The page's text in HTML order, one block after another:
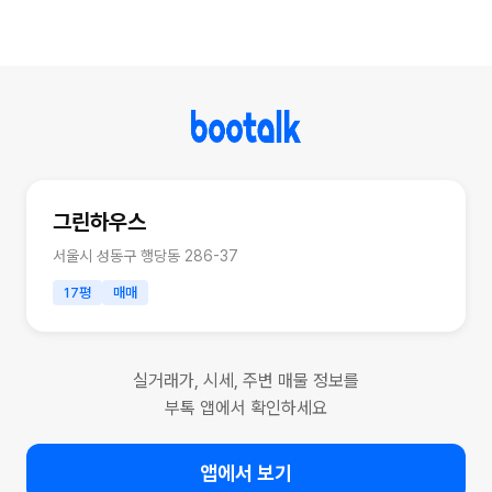
그린하우스
서울시 성동구 행당동 286-37
17평 매매
실거래가, 시세, 주변 매물 정보를
부톡 앱에서 확인하세요
앱에서 보기